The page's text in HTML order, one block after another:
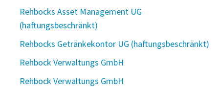
Rehbocks Asset Management UG
(haftungsbeschränkt)
Rehbocks Getränkekontor UG (haftungsbeschränkt)
Rehbock Verwaltungs GmbH
Rehbock Verwaltungs GmbH